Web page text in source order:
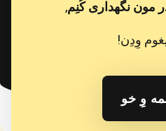
مون نگهداری کُنِم,
وِدِن!
وِ خو